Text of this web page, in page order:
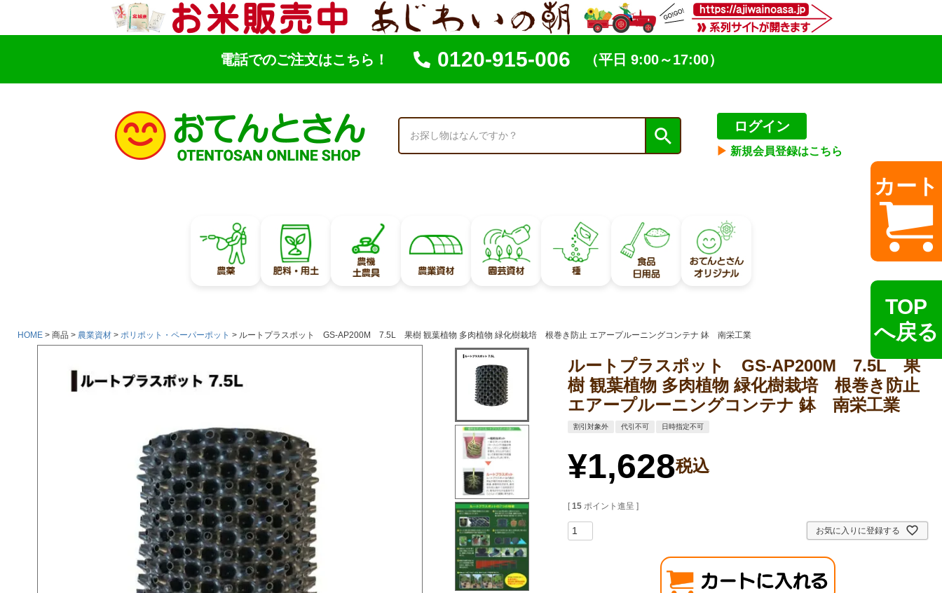
電話でのご注文はこちら！ 0120-915-006 （平日 9:00～17:00）
検索
ログイン
▶︎ 新規会員登録はこちら
カート
TOP
へ戻る
HOME 商品 農業資材 ポリポット・ペーパーポット ルートプラスポット GS-AP200M 7.5L 果樹 観葉植物 多肉植物 緑化樹栽培 根巻き防止 エアープルーニングコンテナ 鉢 南栄工業
ルートプラスポット GS-AP200M 7.5L 果
樹 観葉植物 多肉植物 緑化樹栽培 根巻き防止
エアープルーニングコンテナ 鉢 南栄工業
割引対象外 代引不可 日時指定不可
¥1,628税込
[ 15 ポイント進呈 ]
お気に入りに登録する